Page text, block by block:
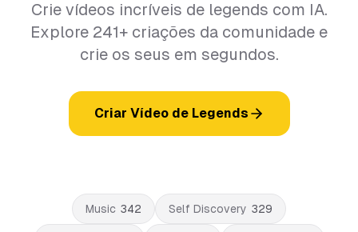
Crie vídeos incríveis de legends com IA.
Explore 241+ criações da comunidade e
crie os seus em segundos.
Criar Vídeo de Legends
Music 342 Self Discovery 329